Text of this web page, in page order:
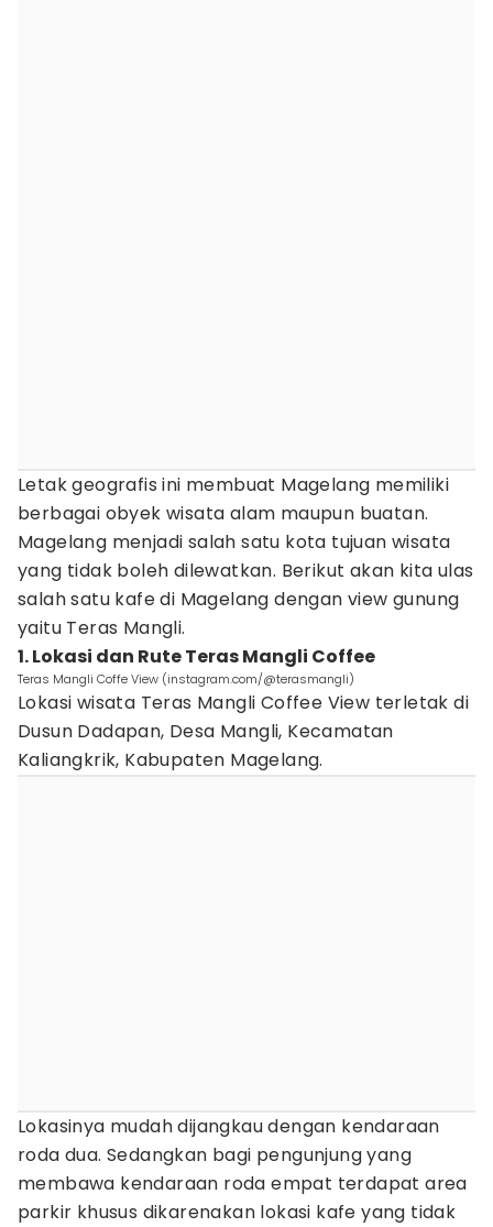
Letak geografis ini membuat Magelang memiliki
berbagai obyek wisata alam maupun buatan.
Magelang menjadi salah satu kota tujuan wisata
yang tidak boleh dilewatkan. Berikut akan kita ulas
salah satu kafe di Magelang dengan view gunung
yaitu Teras Mangli.
1. Lokasi dan Rute Teras Mangli Coffee
Teras Mangli Coffe View (instagram.com/@terasmangli)
Lokasi wisata Teras Mangli Coffee View terletak di
Dusun Dadapan, Desa Mangli, Kecamatan
Kaliangkrik, Kabupaten Magelang.
Lokasinya mudah dijangkau dengan kendaraan
roda dua. Sedangkan bagi pengunjung yang
membawa kendaraan roda empat terdapat area
parkir khusus dikarenakan lokasi kafe yang tidak